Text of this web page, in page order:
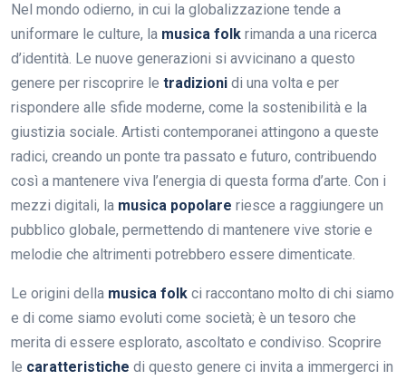
Nel mondo odierno, in cui la globalizzazione tende a
uniformare le culture, la musica folk rimanda a una ricerca
d’identità. Le nuove generazioni si avvicinano a questo
genere per riscoprire le tradizioni di una volta e per
rispondere alle sfide moderne, come la sostenibilità e la
giustizia sociale. Artisti contemporanei attingono a queste
radici, creando un ponte tra passato e futuro, contribuendo
così a mantenere viva l’energia di questa forma d’arte. Con i
mezzi digitali, la musica popolare riesce a raggiungere un
pubblico globale, permettendo di mantenere vive storie e
melodie che altrimenti potrebbero essere dimenticate.
Le origini della musica folk ci raccontano molto di chi siamo
e di come siamo evoluti come società; è un tesoro che
merita di essere esplorato, ascoltato e condiviso. Scoprire
le caratteristiche di questo genere ci invita a immergerci in